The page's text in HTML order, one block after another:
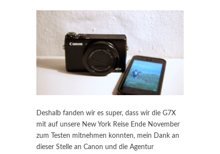
Deshalb fanden wir es super, dass wir die G7X
mit auf unsere New York Reise Ende November
zum Testen mitnehmen konnten, mein Dank an
dieser Stelle an Canon und die Agentur